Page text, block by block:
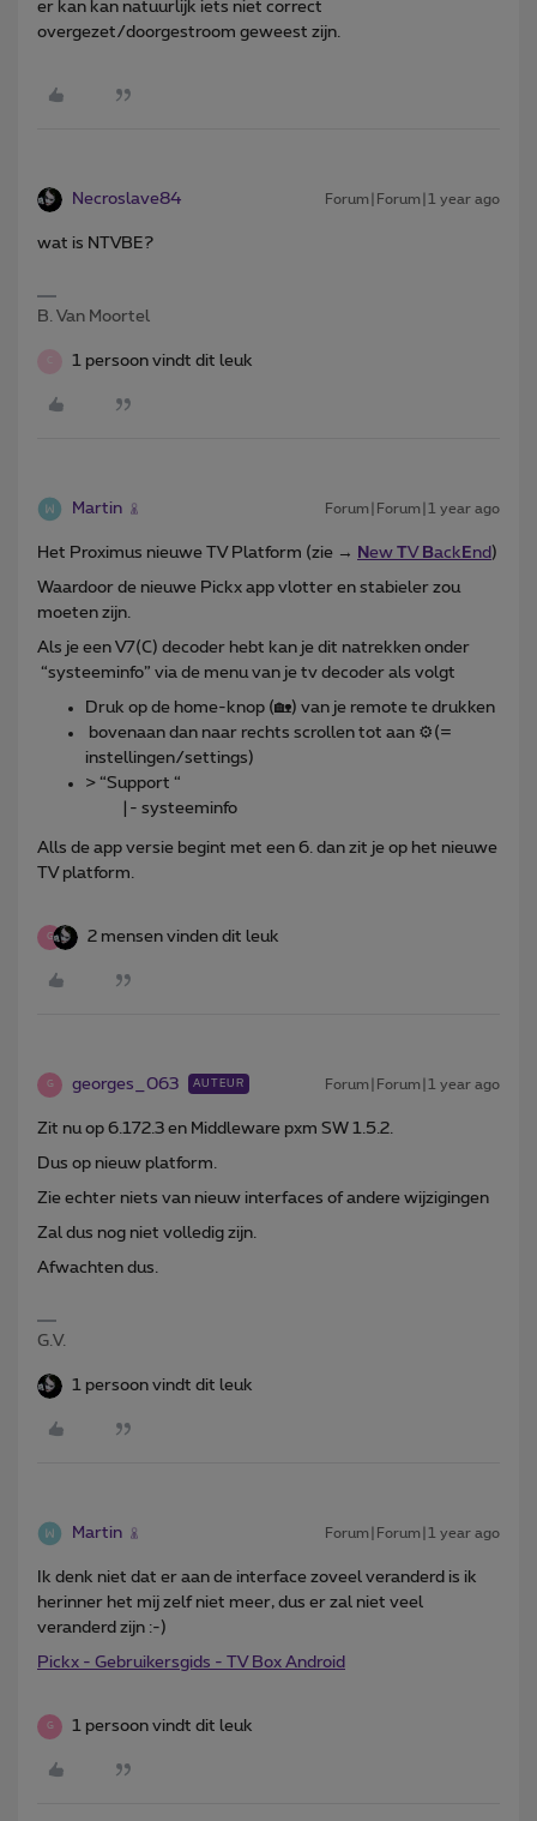
er kan kan natuurlijk iets niet correct
overgezet/doorgestroom geweest zijn.
Necroslave84 Forum|Forum|1 year ago
wat is NTVBE?
B. Van Moortel
1 persoon vindt dit leuk
Martin Forum|Forum|1 year ago
Het Proximus nieuwe TV Platform (zie → New TV Back End )
Waardoor de nieuwe Pickx app vlotter en stabieler zou
moeten zijn.
Als je een V7(C) decoder hebt kan je dit natrekken onder
“systeeminfo” via de menu van je tv decoder als volgt
Druk op de home-knop (🏡) van je remote te drukken
bovenaan dan naar rechts scrollen tot aan ⚙️(=
instellingen/settings)
> “Support “
|- systeeminfo
Alls de app versie begint met een 6. dan zit je op het nieuwe
TV platform.
G 2 mensen vinden dit leuk
G georges_063 AUTEUR Forum|Forum|1 year ago
Zit nu op 6.172.3 en Middleware pxm SW 1.5.2.
Dus op nieuw platform.
Zie echter niets van nieuw interfaces of andere wijzigingen
Zal dus nog niet volledig zijn.
Afwachten dus.
G.V.
1 persoon vindt dit leuk
Martin Forum|Forum|1 year ago
Ik denk niet dat er aan de interface zoveel veranderd is ik
herinner het mij zelf niet meer, dus er zal niet veel
veranderd zijn :-)
Pickx - Gebruikersgids - TV Box Android
G 1 persoon vindt dit leuk